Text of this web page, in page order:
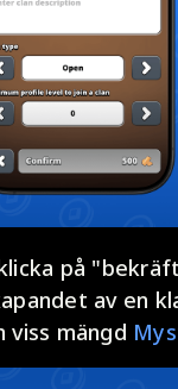
på
av en
viss mängd